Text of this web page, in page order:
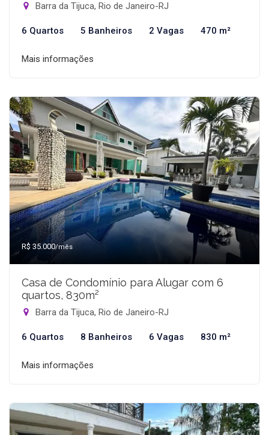
Barra da Tijuca, Rio de Janeiro-RJ
6 Quartos 5 Banheiros 2 Vagas 470 m²
Mais informações
R$ 35.000/mês
Casa de Condomínio para Alugar com 6
quartos, 830m²
Barra da Tijuca, Rio de Janeiro-RJ
6 Quartos 8 Banheiros 6 Vagas 830 m²
Mais informações